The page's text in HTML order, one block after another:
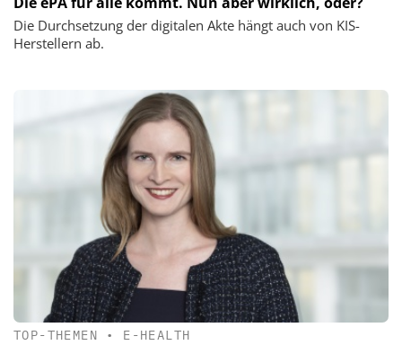
Die Durchsetzung der digitalen Akte hängt auch von KIS-
Herstellern ab.
TOP-THEMEN • E-HEALTH